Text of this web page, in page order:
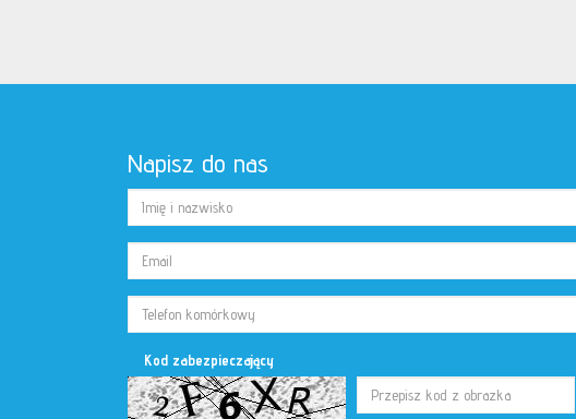
Napisz do nas
Kod zabezpieczający